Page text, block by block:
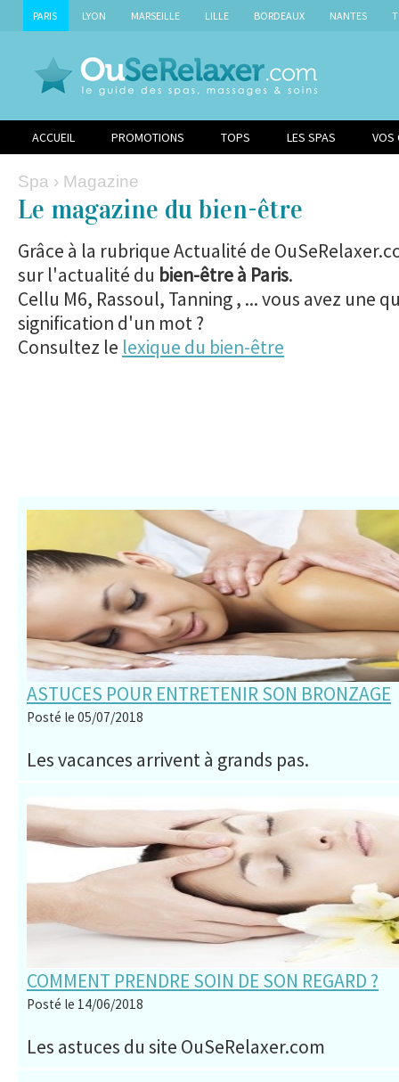
PARIS LYON MARSEILLE LILLE BORDEAUX NANTES
ACCUEIL PROMOTIONS TOPS LES SPAS VOS
Spa › Magazine
Le magazine du bien-être
Grâce à la rubrique Actualité de
sur l'actualité du bien-être à Paris.
Cellu M6, Rassoul, Tanning , ... vous avez une
signification d'un mot ?
Consultez le lexique du bien-être
ASTUCES POUR ENTRETENIR SON BRONZAGE
Posté le 05/07/2018
Les vacances arrivent à grands pas.
COMMENT PRENDRE SOIN DE SON REGARD ?
Posté le 14/06/2018
Les astuces du site OuSeRelaxer.com